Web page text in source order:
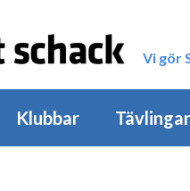
Vi gör
Klubbar Tävlingar